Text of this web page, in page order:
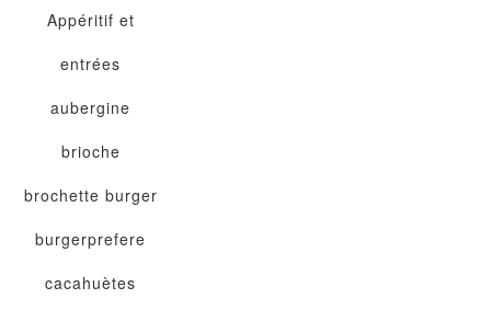
Appéritif et
entrées
aubergine
brioche
brochette burger
burgerprefere
cacahuètes